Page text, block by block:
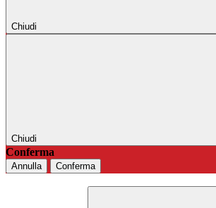
Chiudi
Chiudi
Conferma
Annulla Conferma